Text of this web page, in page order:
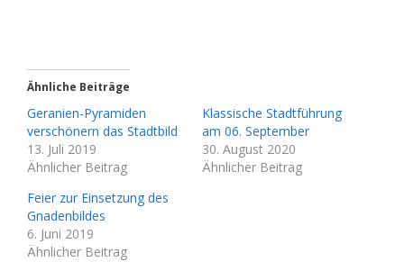
Ähnliche Beiträge
Geranien-Pyramiden
verschönern das Stadtbild
13. Juli 2019
Ähnlicher Beitrag
Klassische Stadtführung
am 06. September
30. August 2020
Ähnlicher Beitrag
Feier zur Einsetzung des
Gnadenbildes
6. Juni 2019
Ähnlicher Beitrag